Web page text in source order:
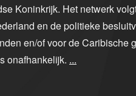
Koninkrijk. Het netwerk
en de politieke
en/of voor de Caribische
onafhankelijk. ...